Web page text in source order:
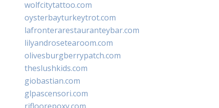
wolfcitytattoo.com
oysterbayturkeytrot.com
lafronterarestauranteybar.com
lilyandrosetearoom.com
olivesburgberrypatch.com
theslushkids.com
giobastian.com
glpascensori.com